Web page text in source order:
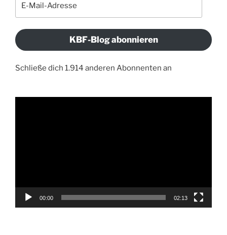
KBF-Blog abonnieren
Schließe dich 1.914 anderen Abonnenten an
00:00 02:13